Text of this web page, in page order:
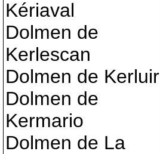
Kériaval
Dolmen de
Kerlescan
Dolmen de Kerluir
Dolmen de
Kermario
Dolmen de La